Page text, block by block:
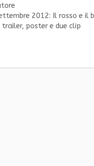
2012: Il rosso e il
poster e due clip